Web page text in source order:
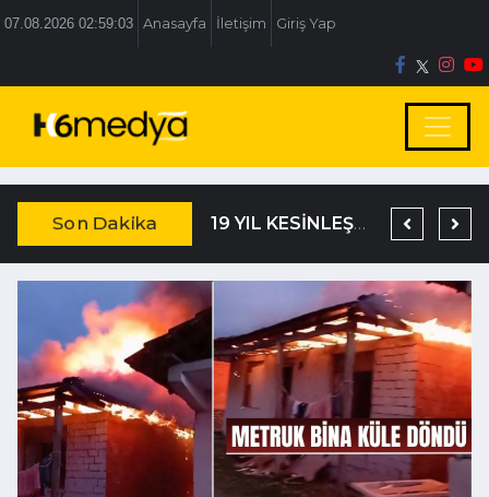
07.08.2026 02:59:03 Anasayfa İletişim Giriş Yap
Son Dakika 19 YIL KESİNLEŞMİŞ HAPİS CEZASIYLA ARANIYORDU